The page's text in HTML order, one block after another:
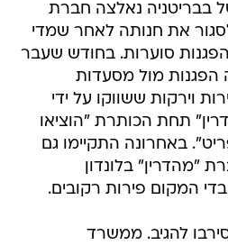
בבריטניה נאלצה חברת
את חנותה לאחר שמדי
סוערות. בחודש שעבר
הפגנות מול מסעדות
וירקות ששווקו על ידי
תחת הכותרת "הוציאו
באחרונה התקיימו גם
"מהדרין" בלונדון
המקום פירות רקובים.
להגיב. ממשרד